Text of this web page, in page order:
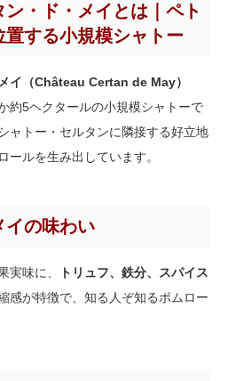
・ド・メイとは｜ペト
置する小規模シャトー
イ（Château Certan de May）
約5ヘクタールの小規模シャトーで
ャトー・セルタンに隣接する好立地
ールを生み出しています。
イの味わい
実味に、
トリュフ、鉄分、スパイス
感が特徴で、知る人ぞ知るポムロー